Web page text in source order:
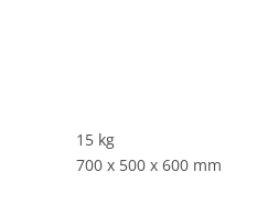
15 kg
700 x 500 x 600 mm